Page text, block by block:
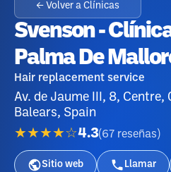
← Volver a Clínicas
Svenson -
Palma De
Hair replacement service
Av. de Jaume III, 8,
Balears, Spain
★★★★☆4.3(67 reseñas )
Sitio web Llamar